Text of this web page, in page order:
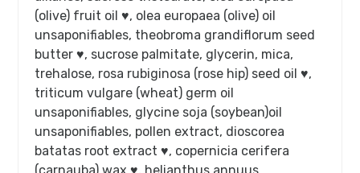
(olive) fruit oil ♥, olea europaea (olive) oil
unsaponifiables, theobroma grandiflorum seed
butter ♥, sucrose palmitate, glycerin, mica,
trehalose, rosa rubiginosa (rose hip) seed oil ♥,
triticum vulgare (wheat) germ oil
unsaponifiables, glycine soja (soybean)oil
unsaponifiables, pollen extract, dioscorea
batatas root extract ♥, copernicia cerifera